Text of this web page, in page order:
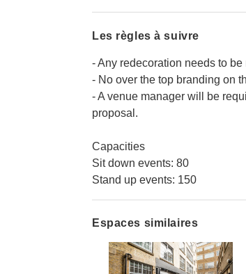
Les règles à suivre
- Any redecoration needs to
- No over the top branding on
- A venue manager will be
proposal.
Capacities
Sit down events: 80
Stand up events: 150
Espaces similaires